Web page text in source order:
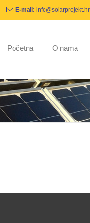
E-mail: info@solarprojekt.hr
Početna O nama